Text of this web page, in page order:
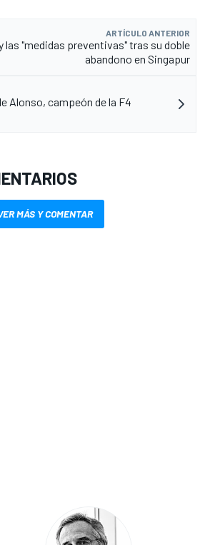
ARTÍCULO ANTERIOR
las "medidas preventivas" tras su doble
abandono en Singapur
Alonso, campeón de la F4
MÁS Y COMENTAR